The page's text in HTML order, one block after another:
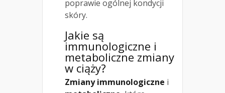
poprawie ogólnej kondycji
skóry.
Jakie są
immunologiczne i
metaboliczne zmiany
w ciąży?
Zmiany immunologiczne i